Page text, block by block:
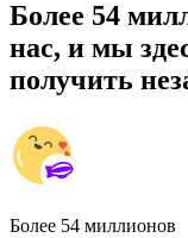
Более 54
нас, и мы
получить
Более 54 миллионов